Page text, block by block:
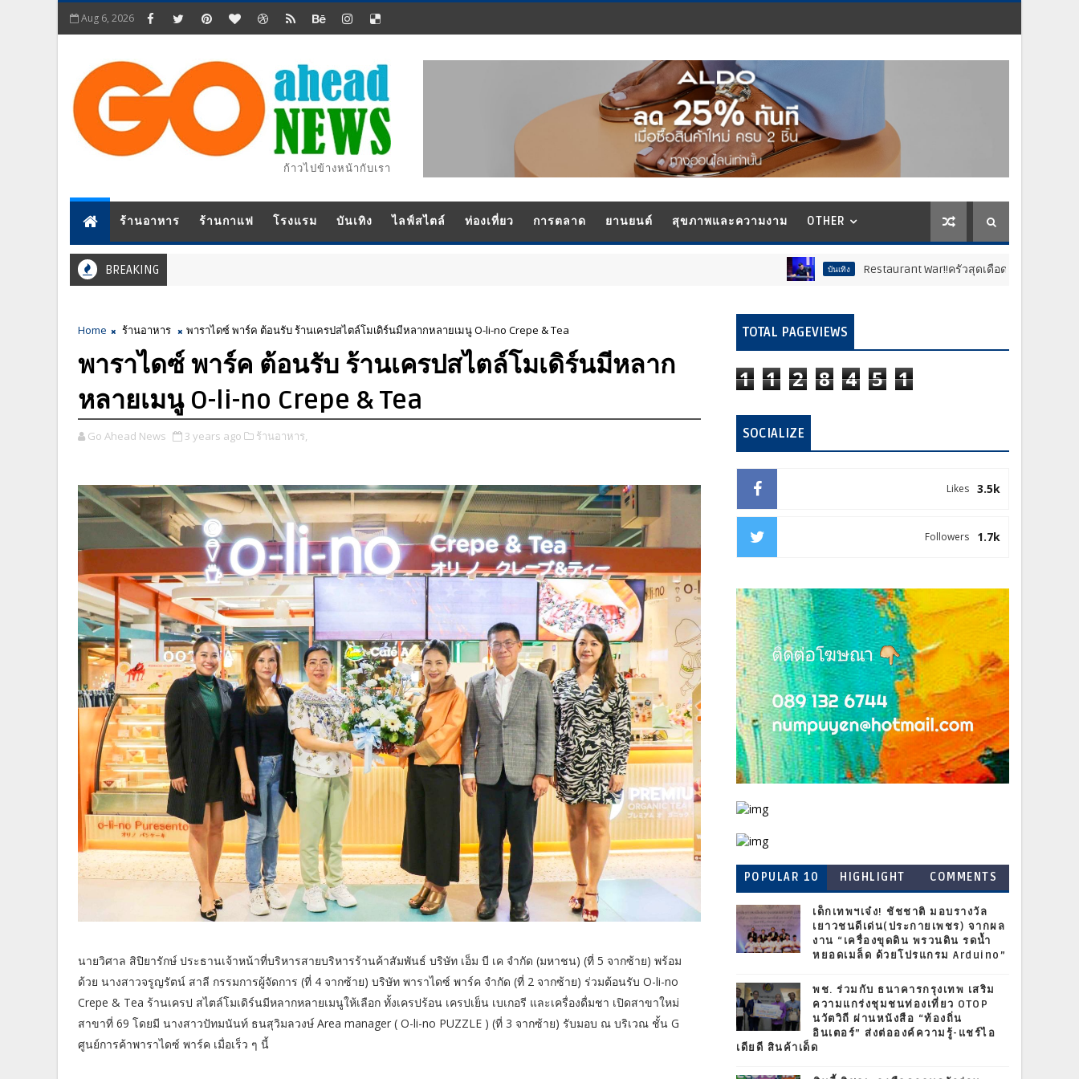
Aug 6, 2026
ก้าวไปข้างหน้ากับเรา
ร้านอาหาร ร้านกาแฟ โรงแรม บันเทิง ไลฟ์สไตล์ ท่องเที่ยว การตลาด ยานยนต์ สุขภาพและความงาม OTHER
BREAKING บันเทิง Restaurant War!!ครัวสุดเดือด พ่อค้าซ่าแม่ค้าแซ่บ..สติ
Home ร้านอาหาร พาราไดซ์ พาร์ค ต้อนรับ ร้านเครปสไตล์โมเดิร์นมีหลากหลายเมนู O-li-no Crepe & Tea
พาราไดซ์ พาร์ค ต้อนรับ ร้านเครปสไตล์โมเดิร์นมีหลาก
หลายเมนู O-li-no Crepe & Tea
Go Ahead News 3 years ago ร้านอาหาร,
นายวิศาล สิปิยารักษ์ ประธานเจ้าหน้าที่บริหารสายบริหารร้านค้าสัมพันธ์ บริษัท เอ็ม บี เค จำกัด (มหาชน) (ที่ 5 จากซ้าย) พร้อม
ด้วย นางสาวจรูญรัตน์ สาลี กรรมการผู้จัดการ (ที่ 4 จากซ้าย) บริษัท พาราไดซ์ พาร์ค จำกัด (ที่ 2 จากซ้าย) ร่วมต้อนรับ O-li-no
Crepe & Tea ร้านเครป สไตล์โมเดิร์นมีหลากหลายเมนูให้เลือก ทั้งเครปร้อน เครปเย็น เบเกอรี และเครื่องดื่มชา เปิดสาขาใหม่
สาขาที่ 69 โดยมี นางสาวปัทมนันท์ ธนสุวิมลวงษ์ Area manager ( O-li-no PUZZLE ) (ที่ 3 จากซ้าย) รับมอบ ณ บริเวณ ชั้น G
ศูนย์การค้าพาราไดซ์ พาร์ค เมื่อเร็ว ๆ นี้
TOTAL PAGEVIEWS
1 1 2 8 4 5 1
SOCIALIZE
3.5k
Likes
1.7k
Followers
POPULAR 10 HIGHLIGHT COMMENTS
เด็กเทพฯเจ๋ง! ชัชชาติ มอบรางวัล
เยาวชนดีเด่น(ประกายเพชร) จากผล
งาน “เครื่องขุดดิน พรวนดิน รดน้ำ
หยอดเมล็ด ด้วยโปรแกรม Arduino”
พช. ร่วมกับ ธนาคารกรุงเทพ เสริม
ความแกร่งชุมชนท่องเที่ยว OTOP
นวัตวิถี ผ่านหนังสือ “ท้องถิ่น
อินเตอร์” ส่งต่อองค์ความรู้-แชร์ไอ
เดียดี สินค้าเด็ด